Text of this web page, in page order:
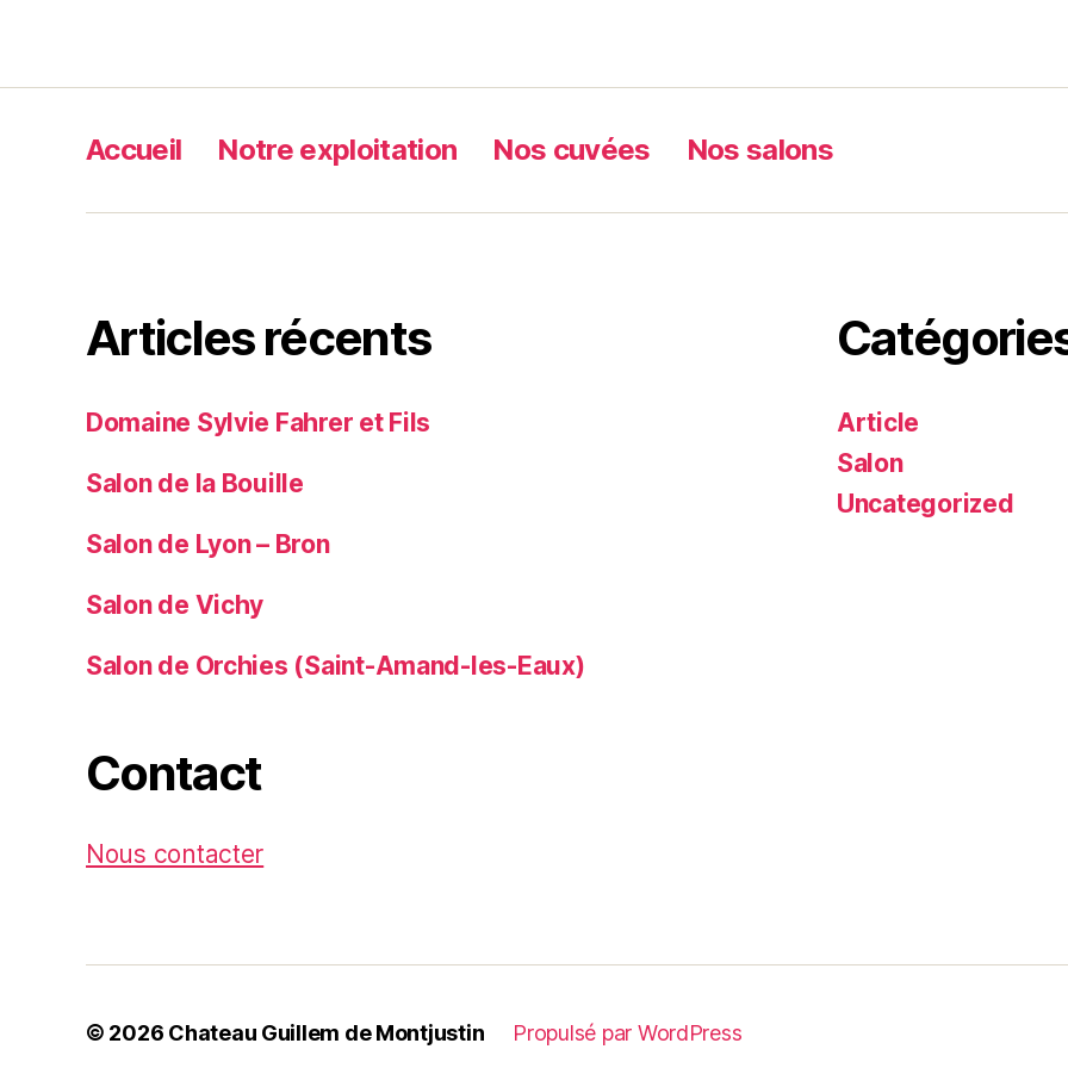
Accueil Notre exploitation Nos cuvées Nos salons
Articles récents
Domaine Sylvie Fahrer et Fils
Salon de la Bouille
Salon de Lyon – Bron
Salon de Vichy
Salon de Orchies (Saint-Amand-les-Eaux)
Contact
Nous contacter
Article
Salon
Uncategorized
© 2026 Chateau Guillem de Montjustin Propulsé par WordPress